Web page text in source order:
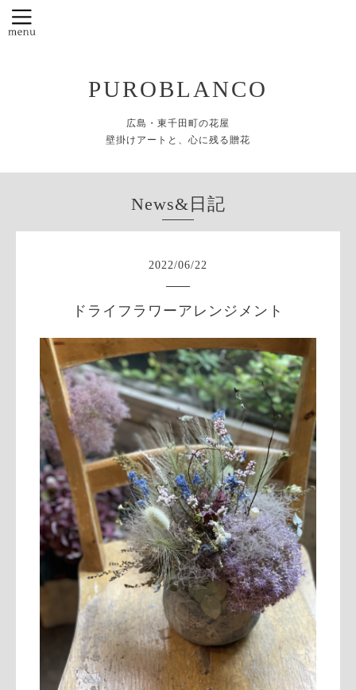
PUROBLANCO
広島・東千田町の花屋
壁掛けアートと、心に残る贈花
News&日記
2022/06/22
ドライフラワーアレンジメント